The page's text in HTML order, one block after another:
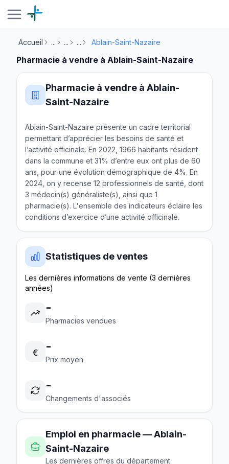
Accueil ... ... ... Ablain-Saint-Nazaire
Pharmacie à vendre à Ablain-Saint-Nazaire
Pharmacie à vendre à Ablain-
Saint-Nazaire
Ablain-Saint-Nazaire présente un cadre territorial
permettant d’apprécier les besoins de santé et
l’activité officinale. En 2022, 1966 habitants résident
dans la commune et 31% d’entre eux ont plus de 60
ans, pour une évolution démographique de 4%. En
2024, on y recense 12 professionnels de santé, dont
3 médecin(s) généraliste(s), ainsi que 1
pharmacie(s). L'ensemble des indicateurs éclaire les
conditions d’exercice d’une activité officinale.
Statistiques de ventes
Les dernières informations de vente (3 dernières
années)
-
Pharmacies vendues
€ -
Prix moyen
-
Changements d'associés
Emploi en pharmacie — Ablain-
Saint-Nazaire
Les dernières offres du département